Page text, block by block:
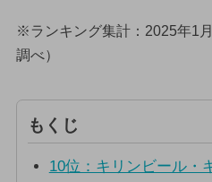
※ランキング集計：2025年1
調べ）
もくじ
10位：キリンビール・